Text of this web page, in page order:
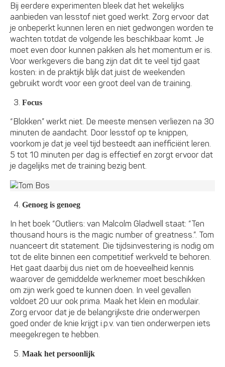
Bij eerdere experimenten bleek dat het wekelijks
aanbieden van lesstof niet goed werkt. Zorg ervoor dat
je onbeperkt kunnen leren en niet gedwongen worden te
wachten totdat de volgende les beschikbaar komt. Je
moet even door kunnen pakken als het momentum er is.
Voor werkgevers die bang zijn dat dit te veel tijd gaat
kosten: in de praktijk blijk dat juist de weekenden
gebruikt wordt voor een groot deel van de training.
Focus
“Blokken” werkt niet. De meeste mensen verliezen na 30
minuten de aandacht. Door lesstof op te knippen,
voorkom je dat je veel tijd besteedt aan inefficiënt leren.
5 tot 10 minuten per dag is effectief en zorgt ervoor dat
je dagelijks met de training bezig bent.
Genoeg is genoeg
In het boek “Outliers: van Malcolm Gladwell staat: “Ten
thousand hours is the magic number of greatness.”. Tom
nuanceert dit statement. Die tijdsinvestering is nodig om
tot de elite binnen een competitief werkveld te behoren.
Het gaat daarbij dus niet om de hoeveelheid kennis
waarover de gemiddelde werknemer moet beschikken
om zijn werk goed te kunnen doen. In veel gevallen
voldoet 20 uur ook prima. Maak het klein en modulair.
Zorg ervoor dat je de belangrijkste drie onderwerpen
goed onder de knie krijgt i.p.v. van tien onderwerpen iets
meegekregen te hebben.
Maak het persoonlijk